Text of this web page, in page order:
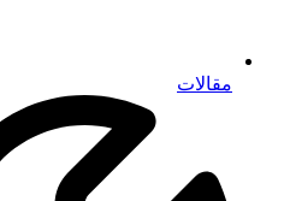
مقالات